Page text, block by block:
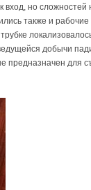
вход, но
также и
добычи
предназначен для